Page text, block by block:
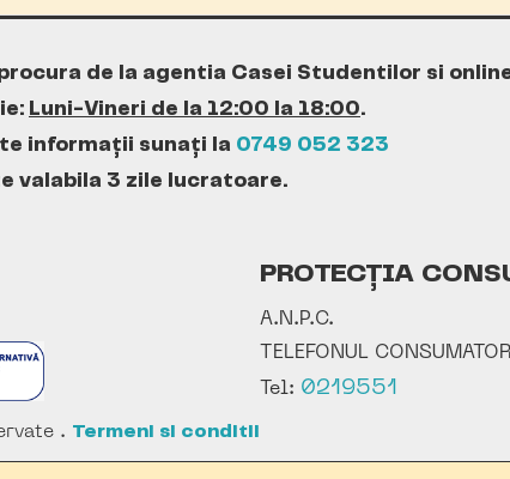
de la agentia Casei Studentilor si
Luni-Vineri de la 12:00 la 18:00.
informații sunați la 0749 052 323
valabila 3 zile lucratoare.
PROTECȚIA
A.N.P.C.
TELEFONUL
Tel: 0219551
. Termeni si conditii